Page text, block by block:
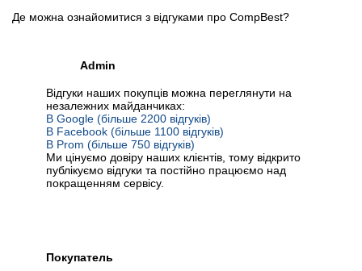
Де можна ознайомитися з відгуками про CompBest?
Admin
Відгуки наших покупців можна переглянути на
незалежних майданчиках:
В Google (більше 2200 відгуків)
В Facebook (більше 1100 відгуків)
В Prom (більше 750 відгуків)
Ми цінуємо довіру наших клієнтів, тому відкрито
публікуємо відгуки та постійно працюємо над
покращенням сервісу.
Покупатель